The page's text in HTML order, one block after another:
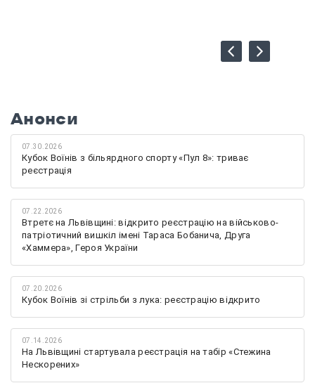
Анонси
07.30.2026
Кубок Воїнів з більярдного спорту «Пул 8»: триває
реєстрація
07.22.2026
Втретє на Львівщині: відкрито реєстрацію на військово-
патріотичний вишкіл імені Тараса Бобанича, Друга
«Хаммера», Героя України
07.20.2026
Кубок Воїнів зі стрільби з лука: реєстрацію відкрито
07.14.2026
На Львівщині стартувала реєстрація на табір «Стежина
Нескорених»